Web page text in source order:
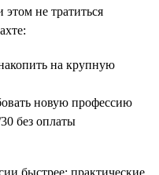
не тратиться
на крупную
новую профессию
без оплаты